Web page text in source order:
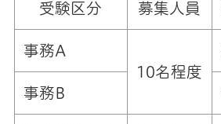
受験区分 募集人員
事務A
10名程度
事務B